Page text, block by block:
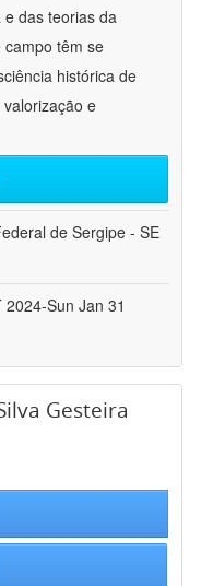
das teorias da
têm se
histórica de
e
de Sergipe - SE
Sun Jan 31
Gesteira